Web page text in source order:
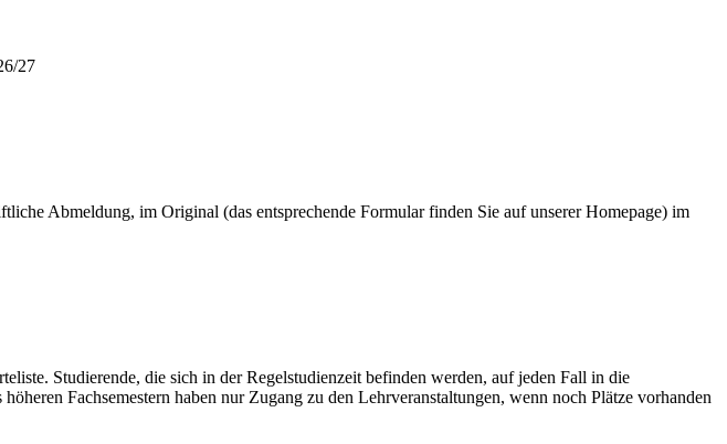
27
Abmeldung, im Original (das entsprechende Formular finden Sie auf unserer Homepage) im
Studierende, die sich in der Regelstudienzeit befinden werden, auf jeden Fall in die
Fachsemestern haben nur Zugang zu den Lehrveranstaltungen, wenn noch Plätze vorhanden